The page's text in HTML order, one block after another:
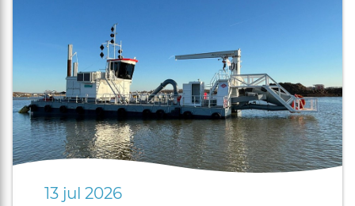
13 jul 2026